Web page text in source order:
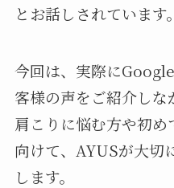
とお話しされています。
今回は、実際に
客様の声をご紹介しな
肩こりに悩む方や初
向けて、AYUSが大切
します。